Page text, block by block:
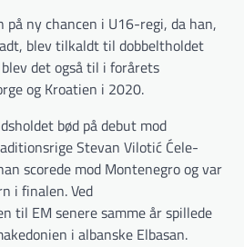
på ny chancen i U16-regi, da han,
blev tilkaldt til dobbeltholdet
det også til i forårets
og Kroatien i 2020.
bød på debut mod
Stevan Vilotić Ćele-
scorede mod Montenegro og var
i finalen. Ved
til EM senere samme år spillede
i albanske Elbasan.